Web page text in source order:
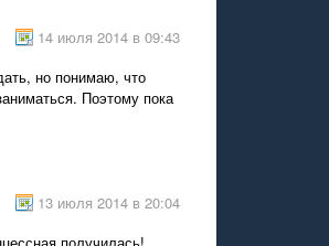
14 июля 2014 в 09:43
но понимаю, что
Поэтому пока
13 июля 2014 в 20:04